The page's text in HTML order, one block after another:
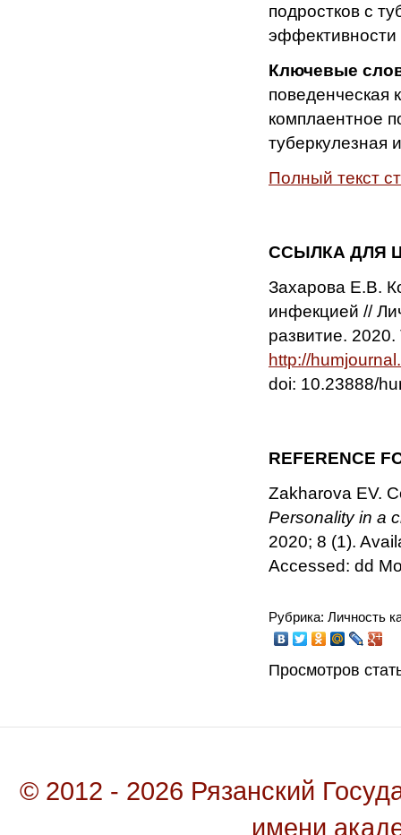
подростков с
эффективности
Ключевые
поведенческая
комплаентное
туберкулезная
Полный текст
ССЫЛКА ДЛЯ
Захарова Е.В.
инфекцией //
развитие.
http://
doi: 10.23888/
REFERENCE
Zakharova EV.
Personality in a
2020; 8 (1).
Accessed: dd
Рубрика: Личность
Просмотров
© 2012 - 2026 Рязанский
имени